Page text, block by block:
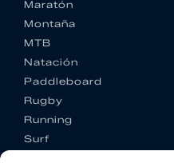
Maratón
Montaña
MTB
Natación
Paddleboard
Rugby
Running
Surf